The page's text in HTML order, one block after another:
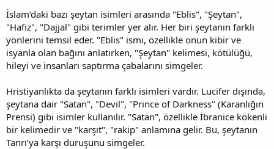
İslam’daki bazı şeytan isimleri arasında "Eblis", "Şeytan",
"Hafiz", "Dajjal" gibi terimler yer alır. Her biri şeytanın farklı
yönlerini temsil eder. "Eblis" ismi, özellikle onun kibir ve
isyanla olan bağını anlatırken, "Şeytan" kelimesi, kötülüğü,
hileyi ve insanları saptırma çabalarını simgeler.
Hristiyanlıkta da şeytanın farklı isimleri vardır. Lucifer dışında,
şeytana dair "Satan", "Devil", "Prince of Darkness" (Karanlığın
Prensi) gibi isimler kullanılır. "Satan", özellikle İbranice kökenli
bir kelimedir ve "karşıt", "rakip" anlamına gelir. Bu, şeytanın
Tanrı’ya karşı duruşunu simgeler.